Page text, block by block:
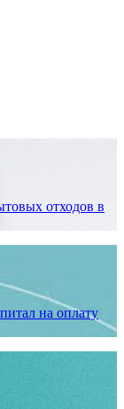
отходов в
на оплату